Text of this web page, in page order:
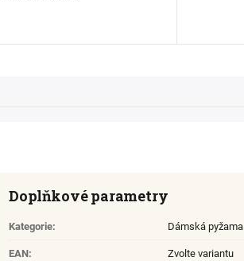
Doplňkové parametry
Kategorie: Dámská pyžama
EAN: Zvolte variantu